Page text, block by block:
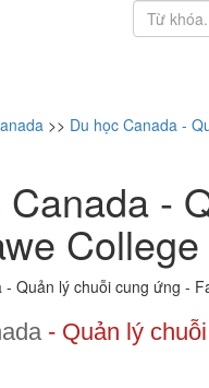
>> Du học Canada -
Canada -
College
- Quản lý